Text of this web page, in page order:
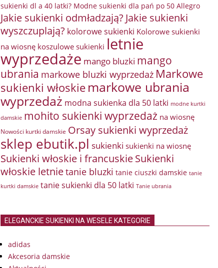
sukienki dl a 40 latki? Modne sukienki dla pań po 50 Allegro
Jakie sukienki odmładzają? Jakie sukienki
wyszczuplają? kolorowe sukienki Kolorowe sukienki
na wiosnę koszulowe sukienki letnie
wyprzedaże mango bluzki mango
ubrania markowe bluzki wyprzedaż Markowe
sukienki włoskie markowe ubrania
wyprzedaż modna sukienka dla 50 latki modne kurtki
damskie mohito sukienki wyprzedaż na wiosnę
Nowości kurtki damskie Orsay sukienki wyprzedaż
sklep ebutik.pl sukienki sukienki na wiosnę
Sukienki włoskie i francuskieSukienki
włoskie letnietanie bluzki tanie ciuszki damskie tanie
kurtki damskie tanie sukienki dla 50 latki Tanie ubrania
ELEGANCKIE SUKIENKI NA WESELE KATEGORIE
adidas
Akcesoria damskie